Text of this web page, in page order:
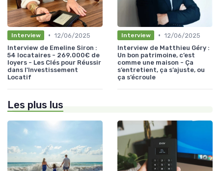
Interview • 12/06/2025
Interview de Emeline Siron :
54 locataires - 269.000€ de
loyers - Les Clés pour Réussir
dans l'Investissement
Locatif
Interview • 12/06/2025
Interview de Matthieu Géry :
Un bon patrimoine, c’est
comme une maison - Ça
s’entretient, ça s’ajuste, ou
ça s’écroule
Les plus lus